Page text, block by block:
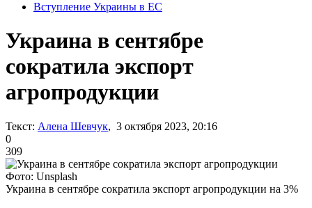
Вступление Украины в ЕС
Украина в сентябре
сократила экспорт
агропродукции
Текст: Алена Шевчук, 3 октября 2023, 20:16
0
309
Фото: Unsplash
Украина в сентябре сократила экспорт агропродукции на 3%